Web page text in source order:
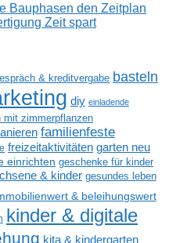
Bauphasen den Zeitplan
Zeit spart
& kreditvergabe basteln
diy einladende
mit zimmerpflanzen
familienfeste
freizeitaktivitäten garten neu
einrichten geschenke für kinder
& kinder gesundes leben
& beleihungswert
kinder & digitale
kita & kindergarten